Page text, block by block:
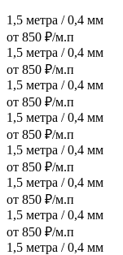
1,5 метра / 0,4 мм
от 850 ₽/м.п
1,5 метра / 0,4 мм
от 850 ₽/м.п
1,5 метра / 0,4 мм
от 850 ₽/м.п
1,5 метра / 0,4 мм
от 850 ₽/м.п
1,5 метра / 0,4 мм
от 850 ₽/м.п
1,5 метра / 0,4 мм
от 850 ₽/м.п
1,5 метра / 0,4 мм
от 850 ₽/м.п
1,5 метра / 0,4 мм